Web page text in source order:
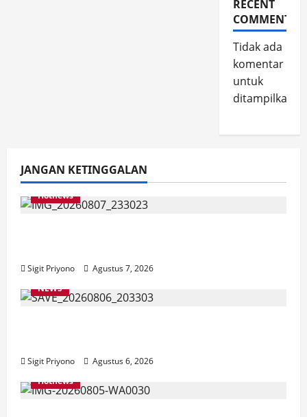
RECENT
COMMENTS
Tidak ada
komentar
untuk
ditampilkan.
JANGAN KETINGGALAN
Hotnews
Sigit Priyono
Agustus 7, 2026
NEWS
Sigit Priyono
Agustus 6, 2026
Hotnews